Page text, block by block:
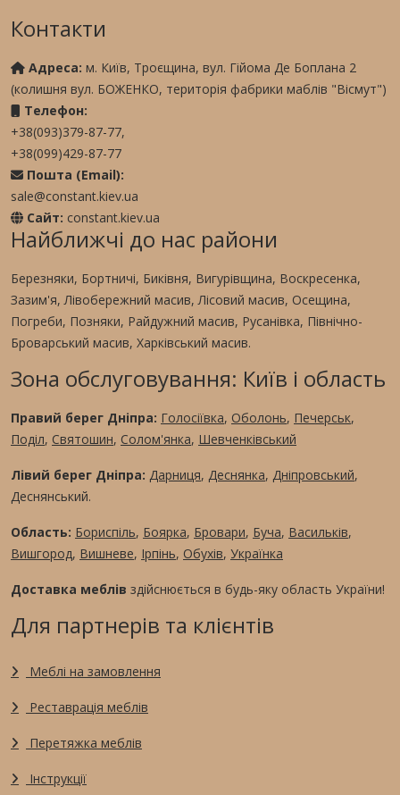
Контакти
Адреса: м. Київ, Троєщина, вул. Гійома Де Боплана 2
(колишня вул. БОЖЕНКО, територія фабрики маблів "Вісмут")
Телефон:
+38(093)379-87-77,
+38(099)429-87-77
Пошта (Email):
sale@constant.kiev.ua
Сайт: constant.kiev.ua
Найближчі до нас райони
Березняки, Бортничі, Биківня, Вигурівщина, Воскресенка,
Зазим'я, Лівобережний масив, Лісовий масив, Осещина,
Погреби, Позняки, Райдужний масив, Русанівка, Північно-
Броварський масив, Харківський масив.
Зона обслуговування: Київ і область
Правий берег Дніпра: Голосіївка, Оболонь, Печерськ,
Поділ, Святошин, Солом'янка, Шевченківський
Лівий берег Дніпра: Дарниця, Деснянка, Дніпровський,
Деснянський.
Область: Бориспіль, Боярка, Бровари, Буча, Васильків,
Вишгород, Вишневе, Ірпінь, Обухів, Українка
Доставка меблів здійснюється в будь-яку область України!
Для партнерів та клієнтів
Меблі на замовлення
Реставрація меблів
Перетяжка меблів
Інструкції